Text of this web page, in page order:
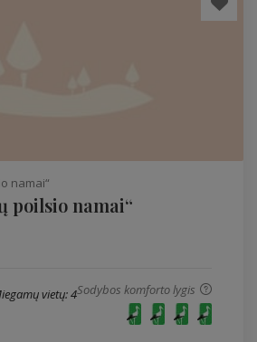
namai“
poilsio namai“
Sodybos komforto lygis
vietų: 4